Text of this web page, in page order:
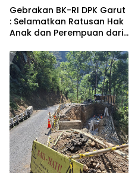
Gebrakan BK-RI DPK Garut
: Selamatkan Ratusan Hak
Anak dan Perempuan dari